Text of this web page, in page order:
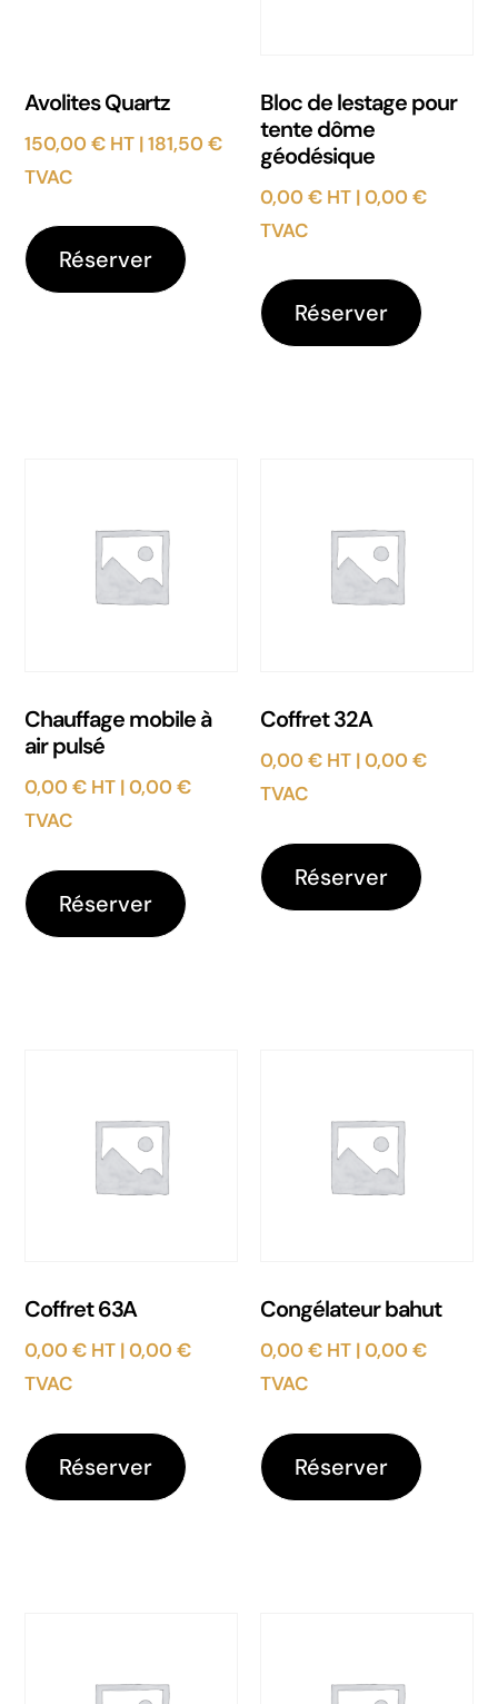
Avolites Quartz
150,00€ HT |181,50€
TVAC
Réserver
Bloc de lestage pour
tente dôme
géodésique
0,00 € HT |0,00 €
TVAC
Réserver
Chauffage mobile à
air pulsé
0,00€ HT |0,00€
TVAC
Réserver
Coffret 32A
0,00 € HT |0,00 €
TVAC
Réserver
Coffret 63A
0,00€ HT |0,00€
TVAC
Réserver
Congélateur bahut
0,00 € HT |0,00 €
TVAC
Réserver